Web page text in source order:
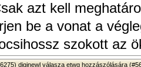
azt kell
be a vonat a
szokott az
diginewl válasza etwg hozzászólására (